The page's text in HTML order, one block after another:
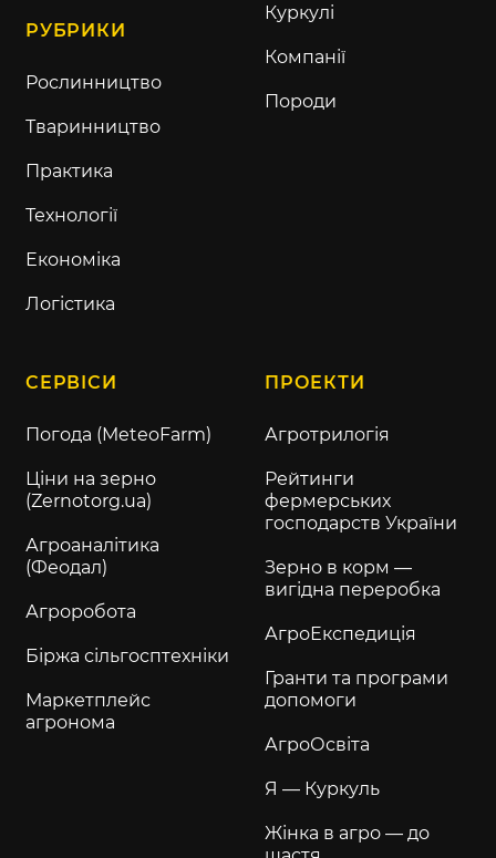
РУБРИКИ
Рослинництво
Тваринництво
Практика
Технології
Економіка
Логістика
Куркулі
Компанії
Породи
СЕРВІСИ
Погода (MeteoFarm)
Ціни на зерно
(Zernotorg.ua)
Агроаналітика
(Феодал)
Агроробота
Біржа сільгосптехніки
Маркетплейс
агронома
ПРОЕКТИ
Агротрилогія
Рейтинги
фермерських
господарств України
Зерно в корм —
вигідна переробка
АгроЕкспедиція
Гранти та програми
допомоги
АгроОсвіта
Я — Куркуль
Жінка в агро — до